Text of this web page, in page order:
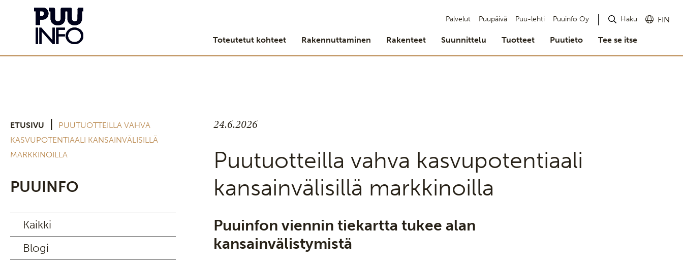
Palvelut Puupäivä Puu-lehti Puuinfo Oy Haku FIN
Toteutetut kohteet Rakennuttaminen Rakenteet Suunnittelu Tuotteet Puutieto Tee se itse
ETUSIVU
PUUTUOTTEILLA VAHVA
KASVUPOTENTIAALI KANSAINVÄLISILLÄ
MARKKINOILLA
PUUINFO
Kaikki
Blogi
24.6.2026
Puutuotteilla vahva kasvupotentiaali
kansainvälisillä markkinoilla
Puuinfon viennin tiekartta tukee alan
kansainvälistymistä